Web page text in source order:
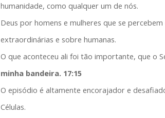
humanidade, como qualquer um de nós.
Deus por homens e mulheres que se
extraordinárias e sobre humanas.
O que aconteceu ali foi tão importante, que o
minha bandeira. 17:15
O episódio é altamente encorajador e
Células.